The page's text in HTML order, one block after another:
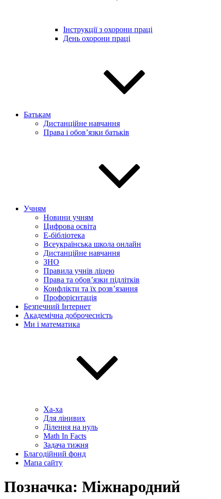
Інструкції з охорони праці
День охорони праці
Батькам
Дистанційне навчання
Права і обов’язки батьків
Учням
Новини учням
Цифрова освіта
E-бібліотека
Всеукраїнська школа онлайн
Дистанційне навчання
ЗНО
Правила учнів ліцею
Права та обов’язки підлітків
Конфлікти та їх розв’язання
Профорієнтація
Безпечний Інтернет
Академічна доброчесність
Ми і математика
Ха-ха
Для лінивих
Ділення на нуль
Math In Facts
Задача тижня
Благодійний фонд
Мапа сайту
Позначка: Міжнародний